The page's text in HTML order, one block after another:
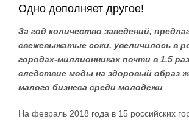
Одно дополняет другое!
За год количество заведений,
свежевыжатые соки, увеличилось в
городах-миллионниках почти в 1,5
следствие моды на здоровый образ
малого бизнеса среди молодежи
На февраль 2018 года в 15 российских